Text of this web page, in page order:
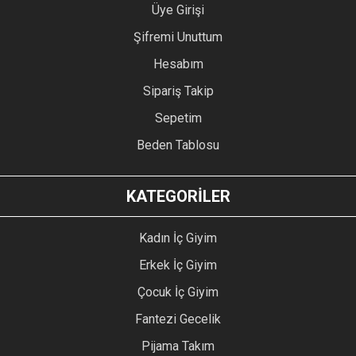
Üye Girişi
Şifremi Unuttum
Hesabım
Sipariş Takip
Sepetim
Beden Tablosu
KATEGORİLER
Kadın İç Giyim
Erkek İç Giyim
Çocuk İç Giyim
Fantezi Gecelik
Pijama Takım